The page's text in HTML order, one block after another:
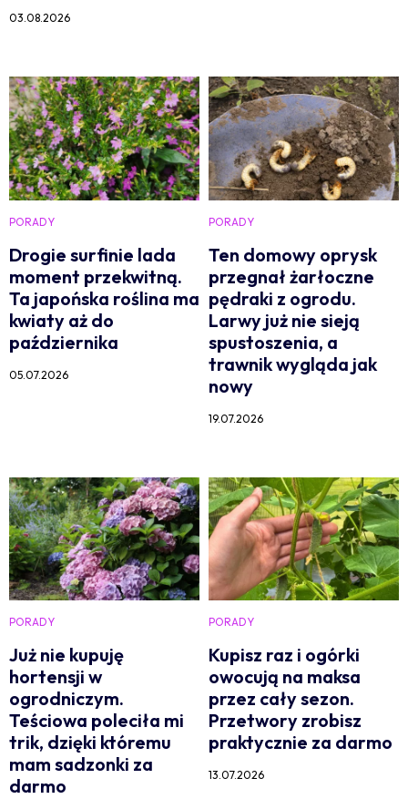
03.08.2026
PORADY
Drogie surfinie lada
moment przekwitną.
Ta japońska roślina ma
kwiaty aż do
października
05.07.2026
PORADY
Ten domowy oprysk
przegnał żarłoczne
pędraki z ogrodu.
Larwy już nie sieją
spustoszenia, a
trawnik wygląda jak
nowy
19.07.2026
PORADY
Już nie kupuję
hortensji w
ogrodniczym.
Teściowa poleciła mi
trik, dzięki któremu
mam sadzonki za
darmo
PORADY
Kupisz raz i ogórki
owocują na maksa
przez cały sezon.
Przetwory zrobisz
praktycznie za darmo
13.07.2026